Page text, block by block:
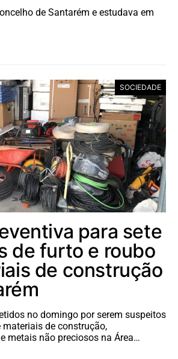
de Santarém e estudava em
SOCIEDADE
para sete
de furto e roubo
de construção
no domingo por serem suspeitos
de construção,
metais não preciosos na Área…